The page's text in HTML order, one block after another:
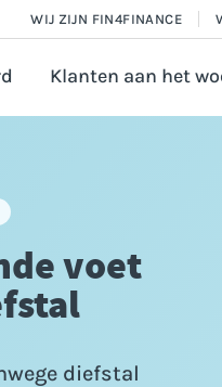
WIJ ZIJN FIN4FINANCE
Klanten aan het
voet
diefstal